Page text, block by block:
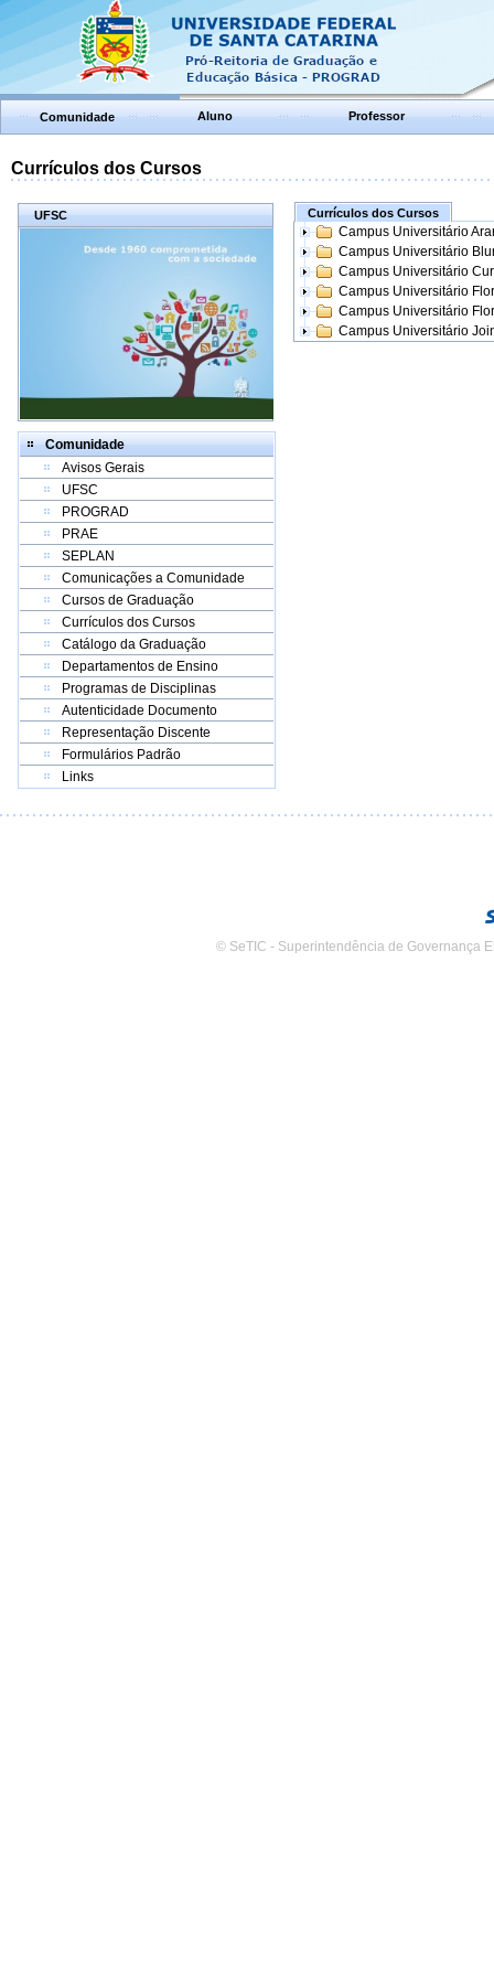
Comunidade Aluno Professor
Currículos dos Cursos
UFSC
Comunidade
Avisos Gerais
UFSC
PROGRAD
PRAE
SEPLAN
Comunicações a Comunidade
Cursos de Graduação
Currículos dos Cursos
Catálogo da Graduação
Departamentos de Ensino
Programas de Disciplinas
Autenticidade Documento
Representação Discente
Formulários Padrão
Links
Currículos dos Cursos
Campus Universitário
Campus Universitário
Campus Universitário
Campus Universitário
Campus Universitário
Campus Universitário
© SeTIC - Superintendência de Governança